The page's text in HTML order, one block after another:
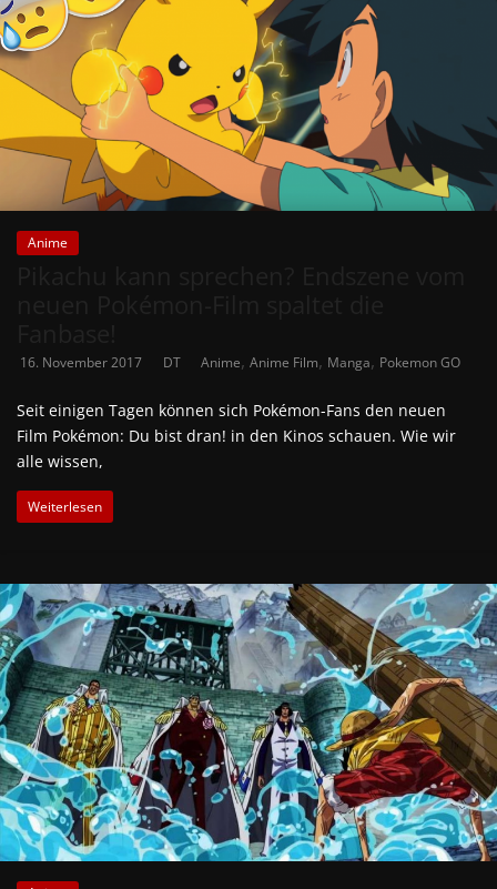
Anime
16. November 2017 DT Anime, Anime Film, Manga, Pokemon GO
Seit einigen Tagen können sich Pokémon-Fans den neuen
Film Pokémon: Du bist dran! in den Kinos schauen. Wie wir
alle wissen,
Weiterlesen